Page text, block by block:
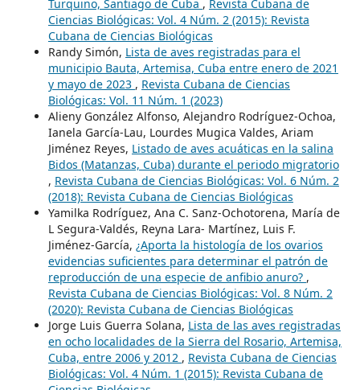
Turquino, Santiago de Cuba , Revista Cubana de
Ciencias Biológicas: Vol. 4 Núm. 2 (2015): Revista
Cubana de Ciencias Biológicas
Randy Simón, Lista de aves registradas para el
municipio Bauta, Artemisa, Cuba entre enero de 2021
y mayo de 2023 , Revista Cubana de Ciencias
Biológicas: Vol. 11 Núm. 1 (2023)
Alieny González Alfonso, Alejandro Rodríguez-Ochoa,
Ianela García-Lau, Lourdes Mugica Valdes, Ariam
Jiménez Reyes, Listado de aves acuáticas en la salina
Bidos (Matanzas, Cuba) durante el periodo migratorio
, Revista Cubana de Ciencias Biológicas: Vol. 6 Núm. 2
(2018): Revista Cubana de Ciencias Biológicas
Yamilka Rodríguez, Ana C. Sanz-Ochotorena, María de
L Segura-Valdés, Reyna Lara- Martínez, Luis F.
Jiménez-García, ¿Aporta la histología de los ovarios
evidencias suficientes para determinar el patrón de
reproducción de una especie de anfibio anuro? ,
Revista Cubana de Ciencias Biológicas: Vol. 8 Núm. 2
(2020): Revista Cubana de Ciencias Biológicas
Jorge Luis Guerra Solana, Lista de las aves registradas
en ocho localidades de la Sierra del Rosario, Artemisa,
Cuba, entre 2006 y 2012 , Revista Cubana de Ciencias
Biológicas: Vol. 4 Núm. 1 (2015): Revista Cubana de